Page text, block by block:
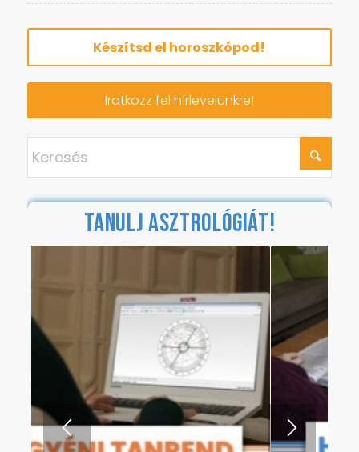
Készítsd el horoszkópod!
Iratkozz fel hírlevelünkre!
TANULJ ASZTROLÓGIÁT!